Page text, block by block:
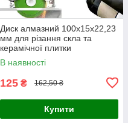
Диск алмазний 100х15х22,23
мм для різання скла та
керамічної плитки
(двосторонній) GCD-15
В наявності
125 ₴ 162,50 ₴
Купити